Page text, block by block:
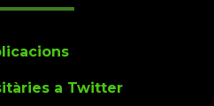
a Twitter